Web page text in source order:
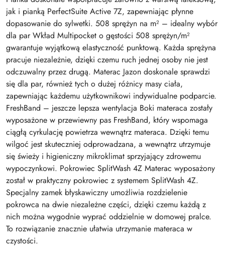
jak i pianką PerfectSuite Active 7Z, zapewniając płynne
dopasowanie do sylwetki. 508 sprężyn na m² – idealny wybór
dla par Wkład Multipocket o gęstości 508 sprężyn/m²
gwarantuje wyjątkową elastyczność punktową. Każda sprężyna
pracuje niezależnie, dzięki czemu ruch jednej osoby nie jest
odczuwalny przez drugą. Materac Jazon doskonale sprawdzi
się dla par, również tych o dużej różnicy masy ciała,
zapewniając każdemu użytkownikowi indywidualne podparcie.
FreshBand – jeszcze lepsza wentylacja Boki materaca zostały
wyposażone w przewiewny pas FreshBand, który wspomaga
ciągłą cyrkulację powietrza wewnątrz materaca. Dzięki temu
wilgoć jest skuteczniej odprowadzana, a wewnątrz utrzymuje
się świeży i higieniczny mikroklimat sprzyjający zdrowemu
wypoczynkowi. Pokrowiec SplitWash 4Z Materac wyposażony
został w praktyczny pokrowiec z systemem SplitWash 4Z.
Specjalny zamek błyskawiczny umożliwia rozdzielenie
pokrowca na dwie niezależne części, dzięki czemu każdą z
nich można wygodnie wyprać oddzielnie w domowej pralce.
To rozwiązanie znacznie ułatwia utrzymanie materaca w
czystości.